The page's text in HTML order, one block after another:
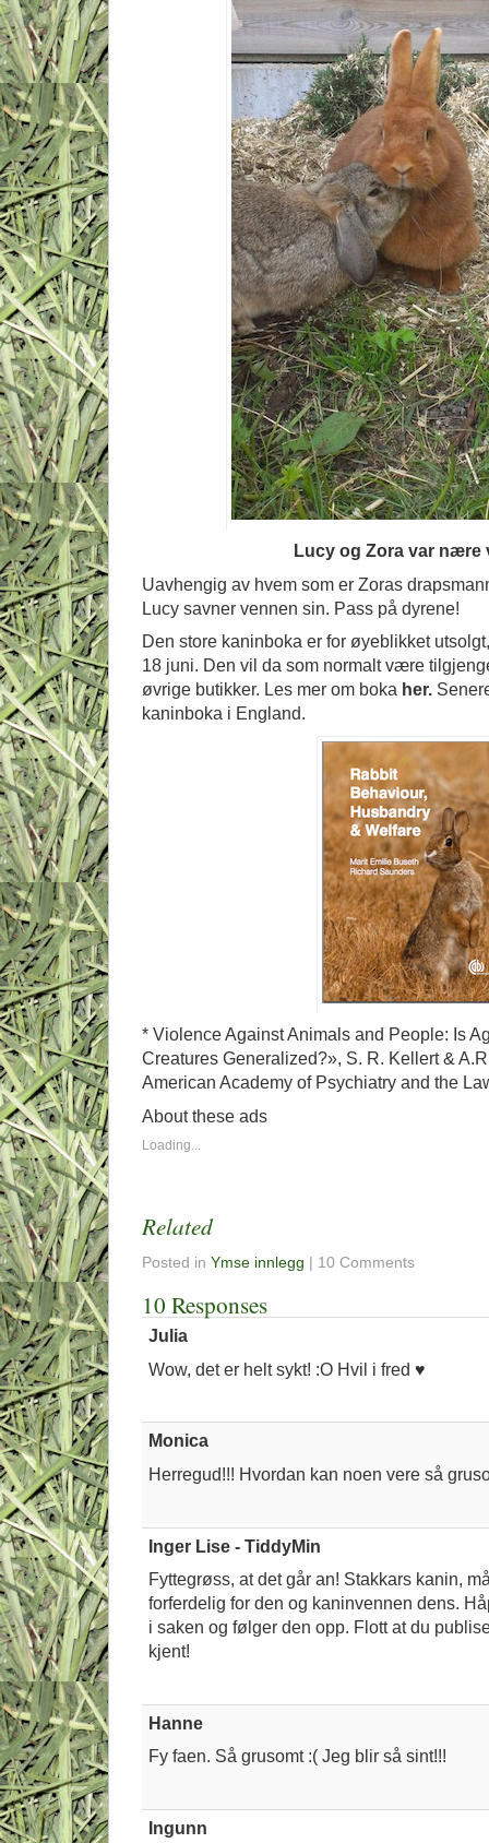
Lucy og Zora var nære
Uavhengig av hvem som er Zoras
Lucy savner vennen sin. Pass på dyrene!
Den store kaninboka er for øyeblikket
18 juni. Den vil da som normalt være
øvrige butikker. Les mer om boka her.
kaninboka i England.
* Violence Against Animals and People: Is
Creatures Generalized?», S. R. Kellert &
American Academy of Psychiatry and the
About these ads
Loading...
Related
Posted in Ymse innlegg | 10 Comments
10 Responses
Julia
Wow, det er helt sykt! :O Hvil i fred ♥
Monica
Herregud!!! Hvordan kan noen vere så
Inger Lise - TiddyMin
Fyttegrøss, at det går an! Stakkars kanin,
forferdelig for den og kaninvennen dens.
i saken og følger den opp. Flott at du
kjent!
Hanne
Fy faen. Så grusomt :( Jeg blir så sint!!!
Ingunn